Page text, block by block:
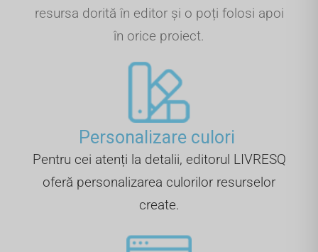
resursa dorită în editor și o poți folosi apoi
în orice proiect.
Personalizare culori ​
Pentru cei atenți la detalii, editorul LIVRESQ
oferă personalizarea culorilor resurselor
create.